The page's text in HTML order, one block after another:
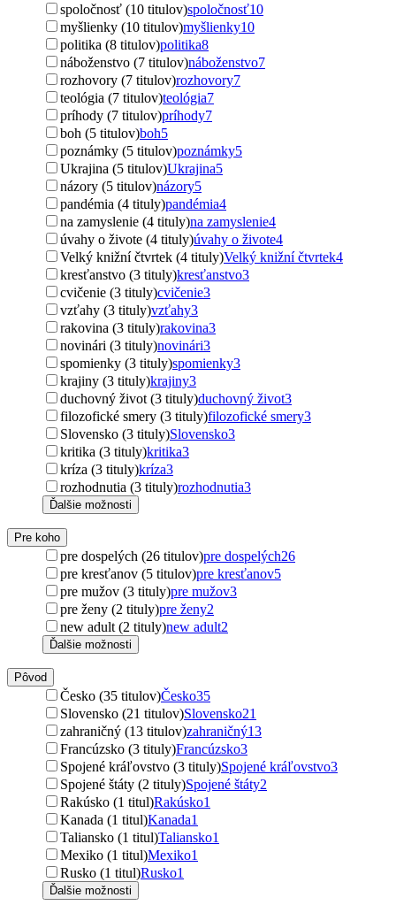
spoločnosť (10 titulov)spoločnosť10
myšlienky (10 titulov)myšlienky10
politika (8 titulov)politika8
náboženstvo (7 titulov)náboženstvo7
rozhovory (7 titulov)rozhovory7
teológia (7 titulov)teológia7
príhody (7 titulov)príhody7
boh (5 titulov)boh5
poznámky (5 titulov)poznámky5
Ukrajina (5 titulov)Ukrajina5
názory (5 titulov)názory5
pandémia (4 tituly)pandémia4
na zamyslenie (4 tituly)na zamyslenie4
úvahy o živote (4 tituly)úvahy o živote4
Velký knižní čtvrtek (4 tituly)Velký knižní čtvrtek4
kresťanstvo (3 tituly)kresťanstvo3
cvičenie (3 tituly)cvičenie3
vzťahy (3 tituly)vzťahy3
rakovina (3 tituly)rakovina3
novinári (3 tituly)novinári3
spomienky (3 tituly)spomienky3
krajiny (3 tituly)krajiny3
duchovný život (3 tituly)duchovný život3
filozofické smery (3 tituly)filozofické smery3
Slovensko (3 tituly)Slovensko3
kritika (3 tituly)kritika3
kríza (3 tituly)kríza3
rozhodnutia (3 tituly)rozhodnutia3
Ďalšie možnosti
Pre koho
pre dospelých (26 titulov)pre dospelých26
pre kresťanov (5 titulov)pre kresťanov5
pre mužov (3 tituly)pre mužov3
pre ženy (2 tituly)pre ženy2
new adult (2 tituly)new adult2
Ďalšie možnosti
Pôvod
Česko (35 titulov)Česko35
Slovensko (21 titulov)Slovensko21
zahraničný (13 titulov)zahraničný13
Francúzsko (3 tituly)Francúzsko3
Spojené kráľovstvo (3 tituly)Spojené kráľovstvo3
Spojené štáty (2 tituly)Spojené štáty2
Rakúsko (1 titul)Rakúsko1
Kanada (1 titul)Kanada1
Taliansko (1 titul)Taliansko1
Mexiko (1 titul)Mexiko1
Rusko (1 titul)Rusko1
Ďalšie možnosti